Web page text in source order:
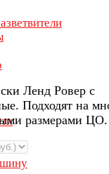
Ленд Ровер с
Подходят на
размерами ЦО.